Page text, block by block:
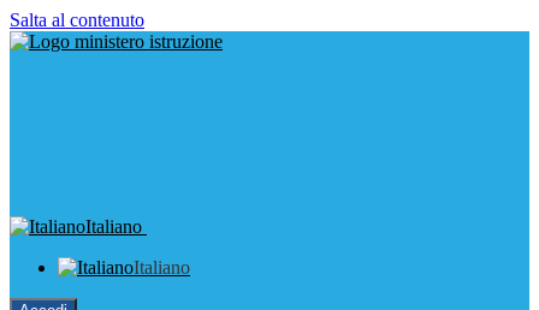
Salta al contenuto
Italiano
Italiano